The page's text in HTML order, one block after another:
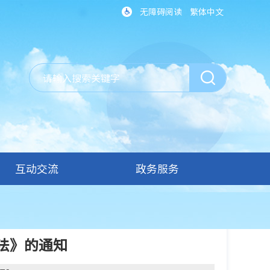
无障碍阅读 繁体中文
互动交流 政务服务
》的通知